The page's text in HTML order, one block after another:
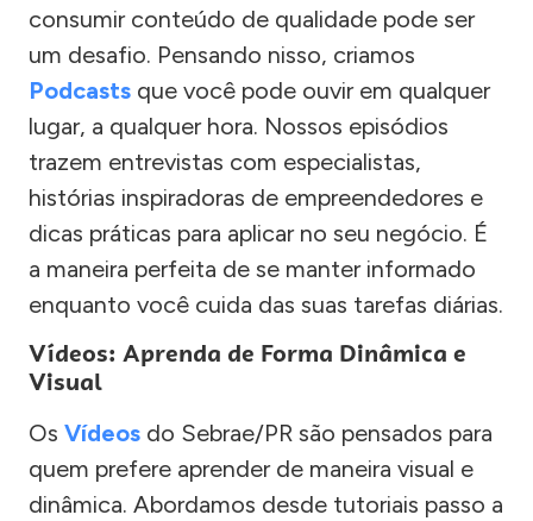
consumir conteúdo de qualidade pode ser
um desafio. Pensando nisso, criamos
Podcasts que você pode ouvir em qualquer
lugar, a qualquer hora. Nossos episódios
trazem entrevistas com especialistas,
histórias inspiradoras de empreendedores e
dicas práticas para aplicar no seu negócio. É
a maneira perfeita de se manter informado
enquanto você cuida das suas tarefas diárias.
Vídeos: Aprenda de Forma Dinâmica e
Visual
Os Vídeos do Sebrae/PR são pensados para
quem prefere aprender de maneira visual e
dinâmica. Abordamos desde tutoriais passo a